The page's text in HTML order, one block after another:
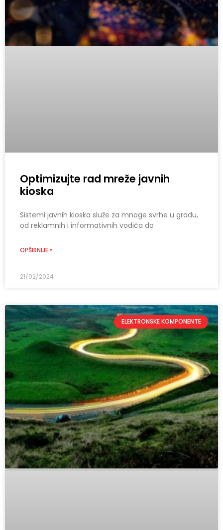
Optimizujte rad mreže javnih
kioska
Sistemi javnih kioska služe za mnoge svrhe u gradu,
od reklamnih i informativnih vodiča do
OPŠIRNIJE »
21/02/2024
ELEKTRONSKE KOMPONENTE